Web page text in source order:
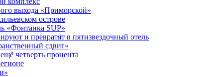
выхода «Приморской»
острове
«Фонтанка SUP»
и превратят в пятизвездочный отель
сдвиг»
четверть процента